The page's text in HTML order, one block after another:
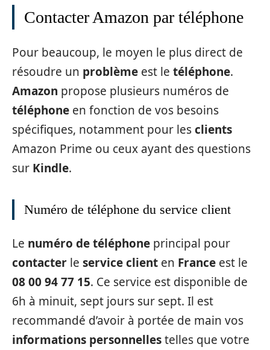
Contacter Amazon par téléphone
Pour beaucoup, le moyen le plus direct de
résoudre un problème est le téléphone.
Amazon propose plusieurs numéros de
téléphone en fonction de vos besoins
spécifiques, notamment pour lesclients
Amazon Prime ou ceux ayant des questions
sur Kindle.
Numéro de téléphone du service client
Le numéro de téléphone principal pour
contacter le service client en France est le
08 00 94 77 15. Ce service est disponible de
6h à minuit, sept jours sur sept. Il est
recommandé d’avoir à portée de main vos
informations personnellestelles que votre